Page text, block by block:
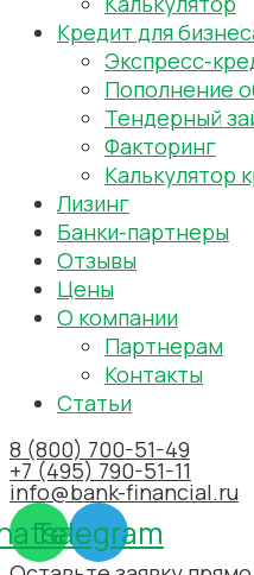
Кредит для
Экспресс-
Пополнение
Тендерный
Факторинг
Калькулятор
Лизинг
Банки-партнеры
Отзывы
Цены
О компании
Партнерам
Контакты
Статьи
8 (800) 700-51-49
+7 (495) 790-51-11
info@bank-financial.ru
Telegram